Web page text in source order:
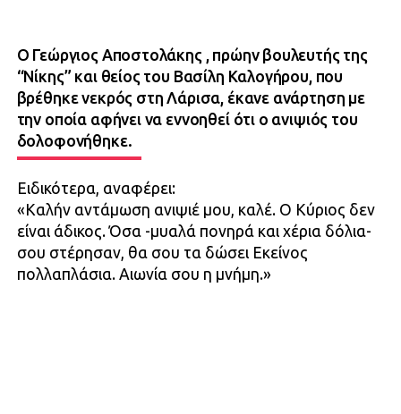
Ο Γεώργιος Αποστολάκης , πρώην βουλευτής της
“Νίκης” και θείος του Βασίλη Καλογήρου, που
βρέθηκε νεκρός στη Λάρισα, έκανε ανάρτηση με
την οποία αφήνει να εννοηθεί ότι ο ανιψιός του
δολοφονήθηκε.
Ειδικότερα, αναφέρει:
«Καλήν αντάμωση ανιψιέ μου, καλέ. Ο Κύριος δεν
είναι άδικος. Όσα -μυαλά πονηρά και χέρια δόλια-
σου στέρησαν, θα σου τα δώσει Εκείνος
πολλαπλάσια. Αιωνία σου η μνήμη.»